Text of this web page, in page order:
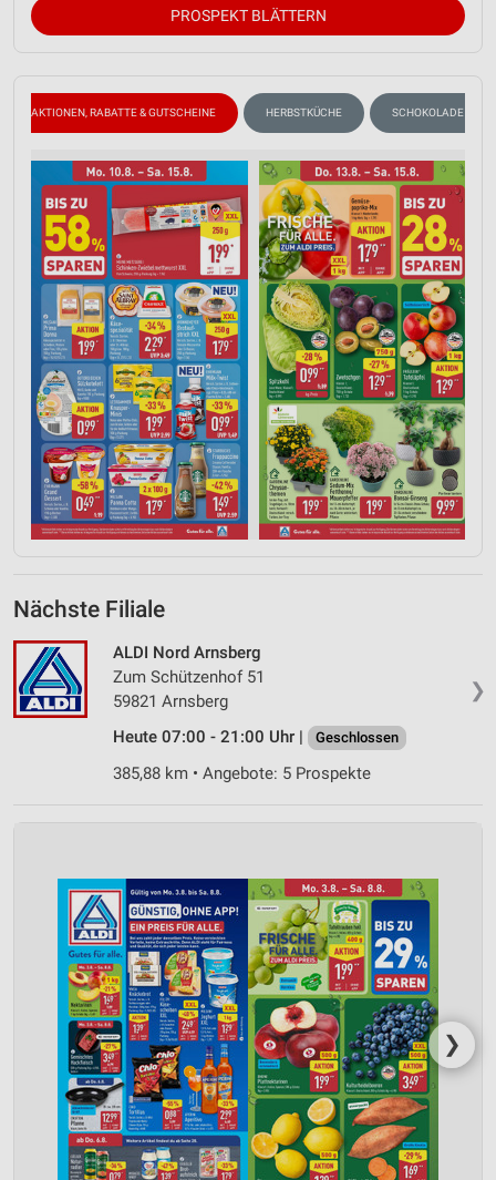
PROSPEKT BLÄTTERN
AKTIONEN, RABATTE & GUTSCHEINE HERBSTKÜCHE SCHOKOLADE &
Nächste Filiale
❯
ALDI Nord Arnsberg
Zum Schützenhof 51
59821 Arnsberg
Heute 07:00 - 21:00 Uhr |
Geschlossen
385,88 km • Angebote: 5 Prospekte
❯